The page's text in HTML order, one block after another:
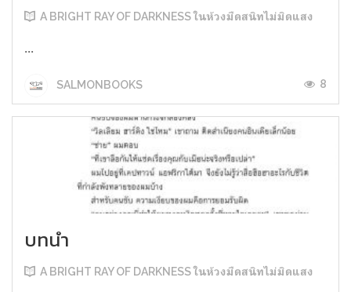
A BRIGHT RAY OF DARKNESS ในห้วงมืดสนิทไม่มิดแสง
...
SALMONBOOKS 8
บทนำ
A BRIGHT RAY OF DARKNESS ในห้วงมืดสนิทไม่มิดแสง